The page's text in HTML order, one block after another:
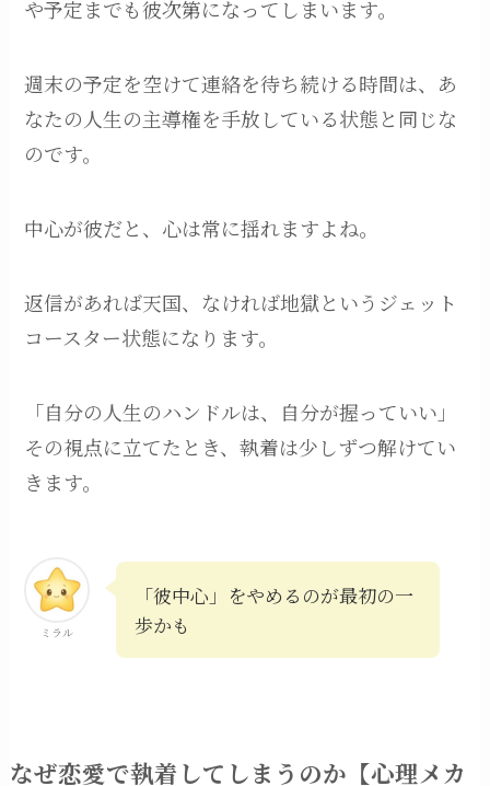
や予定までも彼次第になってしまいます。
週末の予定を空けて連絡を待ち続ける時間は、あ
なたの人生の主導権を手放している状態と同じな
のです。
中心が彼だと、心は常に揺れますよね。
返信があれば天国、なければ地獄というジェット
コースター状態になります。
「自分の人生のハンドルは、自分が握っていい」
その視点に立てたとき、執着は少しずつ解けてい
きます。
ミラル
「彼中心」をやめるのが最初の一
歩かも
なぜ恋愛で執着してしまうのか【心理メカ